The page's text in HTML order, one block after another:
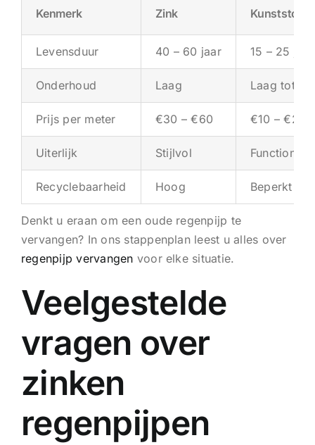
Kenmerk Zink Kunststof
Levensduur 40 – 60 jaar 15 – 25 jaar
Onderhoud Laag Laag tot
Prijs per meter €30 – €60 €10 – €20
Uiterlijk Stijlvol Functioneel
Recyclebaarheid Hoog Beperkt
Denkt u eraan om een oude regenpijp te
vervangen? In ons stappenplan leest u alles over
regenpijp vervangen voor elke situatie.
Veelgestelde
vragen over
zinken
regenpijpen